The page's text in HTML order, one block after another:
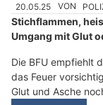
20.05.25 VON
Stichflammen,
Umgang mit Glut
Die BFU empfiehlt
das Feuer
Glut und Asche